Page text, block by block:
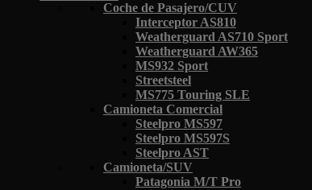
Coche de Pasajero/CUV
Interceptor AS810
Weatherguard AS710 Sport
Weatherguard AW365
MS932 Sport
Streetsteel
MS775 Touring SLE
Camioneta Comercial
Steelpro MS597
Steelpro MS597S
Steelpro AST
Camioneta/SUV
Patagonia M/T Pro